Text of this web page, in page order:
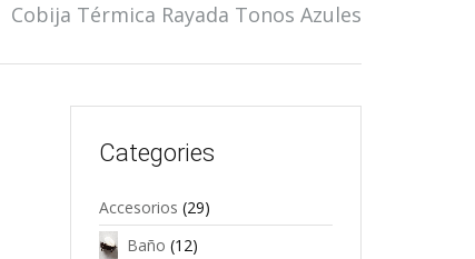
Cobija Térmica Rayada Tonos Azules
Categories
Accesorios (29)
Baño (12)